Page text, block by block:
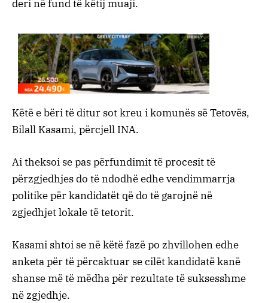
deri në fund të këtij muaji.
Këtë e bëri të ditur sot kreu i komunës së Tetovës,
Bilall Kasami, përcjell INA.
Ai theksoi se pas përfundimit të procesit të
përzgjedhjes do të ndodhë edhe vendimmarrja
politike për kandidatët që do të garojnë në
zgjedhjet lokale të tetorit.
Kasami shtoi se në këtë fazë po zhvillohen edhe
anketa për të përcaktuar se cilët kandidatë kanë
shanse më të mëdha për rezultate të suksesshme
në zgjedhje.